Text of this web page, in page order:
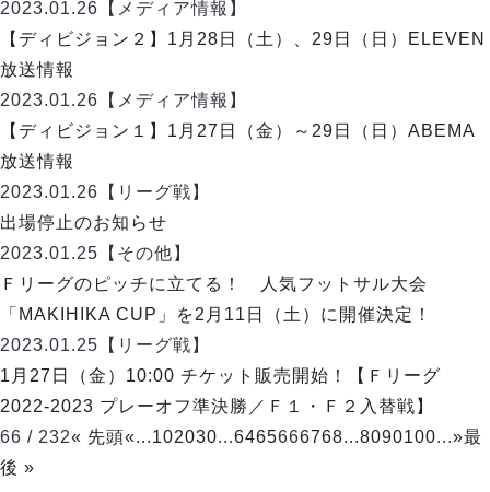
ポルセイド浜田
ミラクルスマイル新居浜
2023.01.26 【メディア情報】
【ディビジョン２】1月28日（土）、29日（日）ELEVEN
放送情報
2023.01.26 【メディア情報】
【ディビジョン１】1月27日（金）～29日（日）ABEMA
放送情報
2023.01.26 【リーグ戦】
出場停止のお知らせ
2023.01.25 【その他】
Ｆリーグのピッチに立てる！ 人気フットサル大会
「MAKIHIKA CUP」を2月11日（土）に開催決定！
2023.01.25 【リーグ戦】
1月27日（金）10:00 チケット販売開始！【Ｆリーグ
2022-2023 プレーオフ準決勝／Ｆ１・Ｆ２入替戦】
66 / 232« 先頭«...102030...6465666768...8090100...»最
後 »